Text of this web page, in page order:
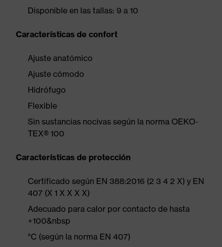
Disponible en las tallas: 9 a 10
Características de confort
Ajuste anatómico
Ajuste cómodo
Hidrófugo
Flexible
Sin sustancias nocivas según la norma OEKO-
TEX® 100
Características de protección
Certificado según EN 388:2016 (2 3 4 2 X) y EN
407 (X 1 X X X X)
Adecuado para calor por contacto de hasta
+100&nbsp
°C (según la norma EN 407)